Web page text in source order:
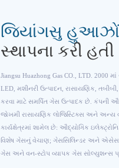
જિયાંગસુ
સ્થાપના કરી હતી
Jiangsu Huazhong Gas CO., LTD. 2000
LED, મશીનરી ઉત્પાદન, રાસાયણિક,
કરવા માટે સમર્પિત ગેસ ઉત્પાદક છે.
જોખમી રાસાયણિક લોજિસ્ટિક્સ અને અન્ય
કાર્યક્ષેત્રમાં શામેલ છે: ઔદ્યોગિક
વિશેષ ગેસનું વેચાણ; ગેસસિલિન્ડર અને
ગેસ અને વન-સ્ટોપ વ્યાપક ગેસ સોલ્યુશન્સ